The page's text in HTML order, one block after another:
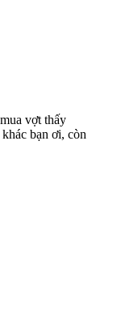
vợt thấy
bạn ơi, còn